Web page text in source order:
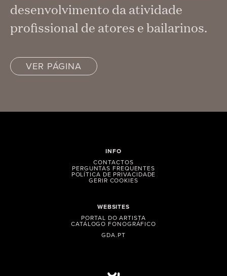
desenvolvimento da atividade
profissional de atores e bailarinos.
VER PÁGINA
WEBSITES
PORTAL DO ARTISTA
CATÁLOGO FONOGRÁFICO
GDA.PT
INFO
CONTACTOS
PERGUNTAS FREQUENTES
POLÍTICA DE PRIVACIDADE
GERIR COOKIES